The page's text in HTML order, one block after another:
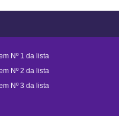
Nº 1 da lista
Nº 2 da lista
Nº 3 da lista